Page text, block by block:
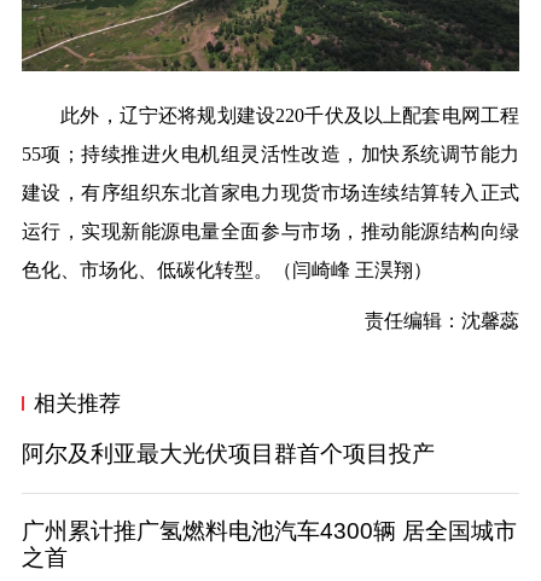
此外，辽宁还将规划建设220千伏及以上配套电网工程
55项；持续推进火电机组灵活性改造，加快系统调节能力
建设，有序组织东北首家电力现货市场连续结算转入正式
运行，实现新能源电量全面参与市场，推动能源结构向绿
色化、市场化、低碳化转型。（闫崎峰 王淏翔）
责任编辑：沈馨蕊
相关推荐
阿尔及利亚最大光伏项目群首个项目投产
广州累计推广氢燃料电池汽车4300辆 居全国城市
之首